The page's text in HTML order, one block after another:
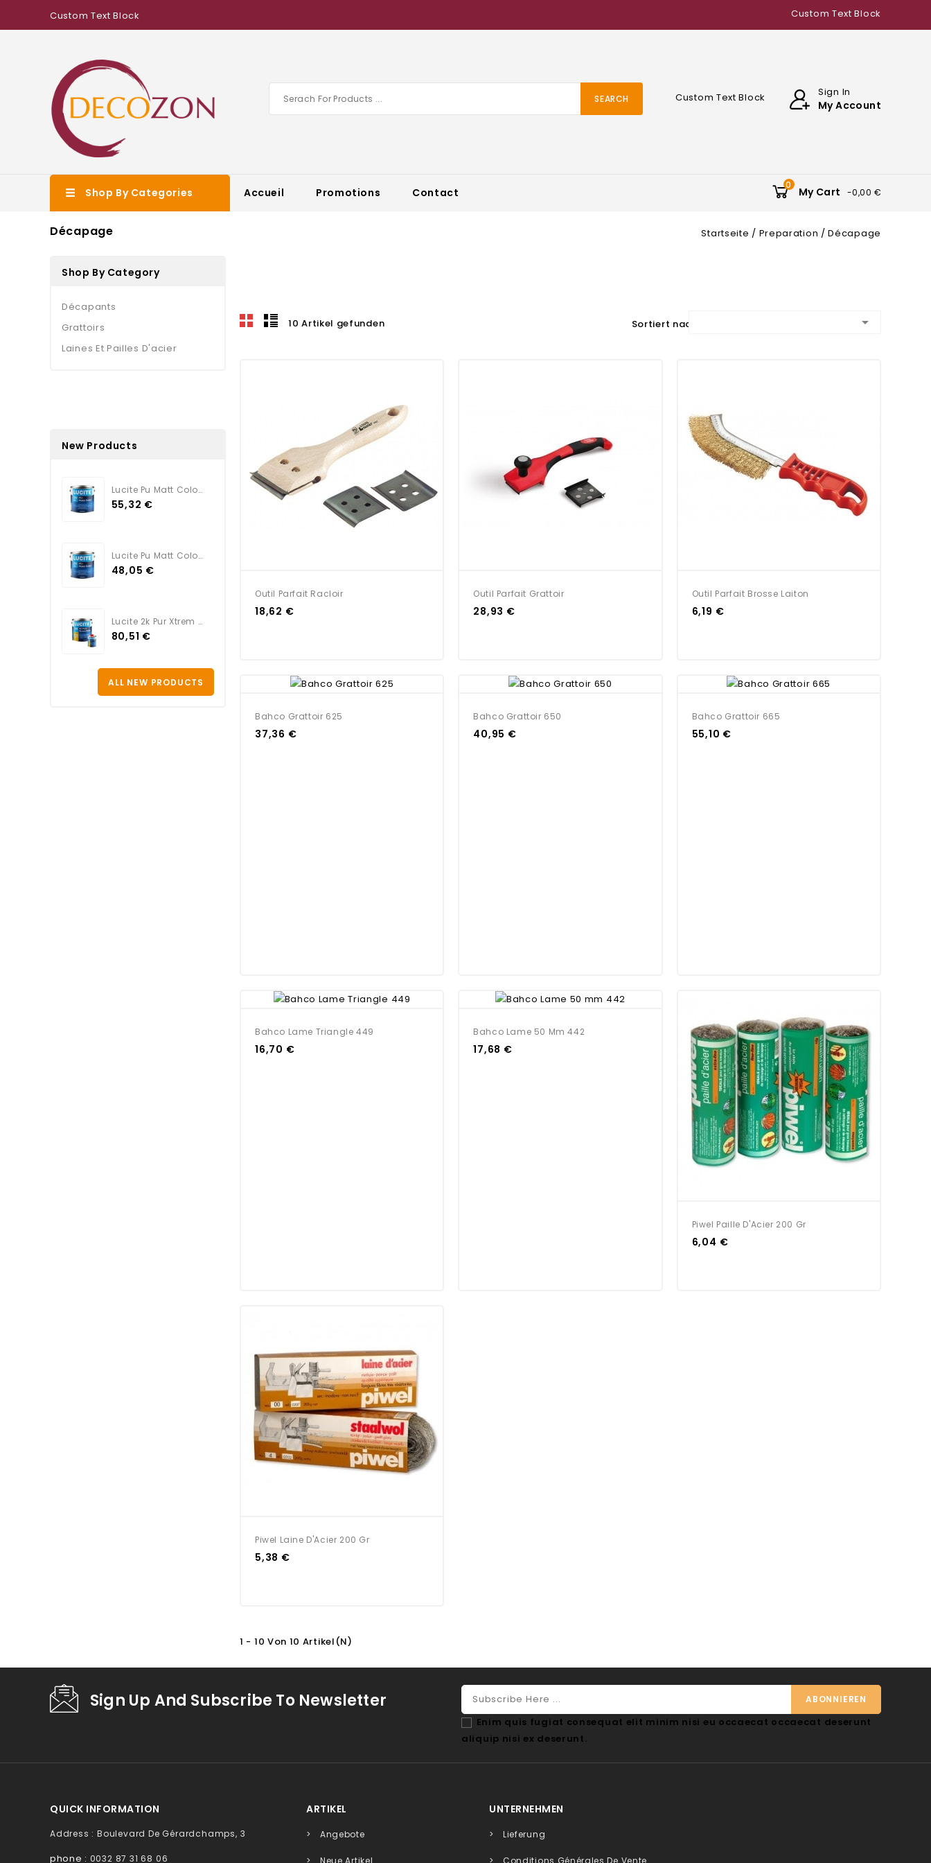
Custom Text Block Custom Text Block
Sign In
My Account
Custom Text Block
SEARCH
Shop By Categories Accueil Promotions Contact
0
My Cart -0,00 €
Décapage Startseite Preparation Décapage
Shop By Category
Décapants
Grattoirs
Laines Et Pailles D'acier
New Products
Lucite Pu Matt Color TEINTE
55,32 €
Lucite Pu Matt Color BLANC
48,05 €
Lucite 2k Pur Xtrem Satin...
80,51 €
ALL NEW PRODUCTS
10 Artikel gefunden Sortiert nach: 
Outil Parfait Racloir
18,62 €
Outil Parfait Grattoir
28,93 €
Outil Parfait Brosse Laiton
6,19 €
Bahco Grattoir 625
37,36 €
Bahco Grattoir 650
40,95 €
Bahco Grattoir 665
55,10 €
Bahco Lame Triangle 449
16,70 €
Bahco Lame 50 Mm 442
17,68 €
Piwel Paille D'Acier 200 Gr
6,04 €
Piwel Laine D'Acier 200 Gr
5,38 €
1 - 10 Von 10 Artikel(n)
Sign Up And Subscribe To Newsletter
Enim quis fugiat consequat elit minim nisi eu occaecat occaecat deserunt
aliquip nisi ex deserunt.
QUICK INFORMATION
Address : Boulevard De Gérardchamps, 3
phone : 0032 87 31 68 06
ARTIKEL
Angebote
Neue Artikel
UNTERNEHMEN
Lieferung
Conditions Générales De Vente